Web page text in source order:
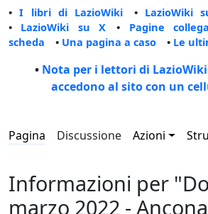
•I libri di LazioWiki • LazioWiki
• LazioWiki su X • Pagine
scheda • Una pagina a caso • Le
• Nota per i lettori di
accedono al sito con un
Pagina Discussione Azioni
Informazioni per
marzo 2022 -